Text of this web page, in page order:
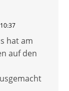
hat am
auf den